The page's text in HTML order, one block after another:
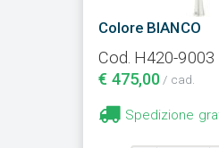
Colore BIANCO
Cod. H420-9003
€ 475,00 / cad.
Spedizione